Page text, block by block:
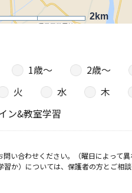
2km
1歳〜 2歳〜
火 水 木
ン&教室学習
合わせください。（曜日によって
）については、保護者の方とご相談